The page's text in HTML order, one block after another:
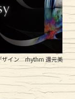
ザイン rhythm 還元美